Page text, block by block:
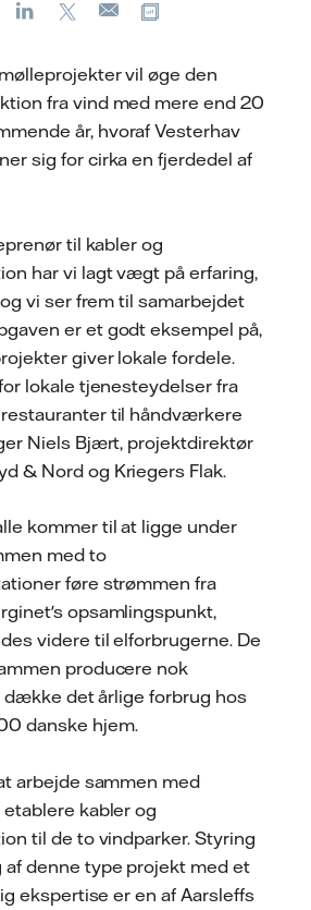
FacebookLinkedIn
E-
vil øge den
fra vind med mere end 20
år, hvoraf Vesterhav
sig for cirka en fjerdedel af
til kabler og
har vi lagt vægt på erfaring,
vi ser frem til samarbejdet
er et godt eksempel på,
giver lokale fordele.
lokale tjenesteydelser fra
til håndværkere
Niels Bjært, projektdirektør
& Nord og Kriegers Flak.
kommer til at ligge under
med to
føre strømmen fra
opsamlingspunkt,
videre til elforbrugerne. De
producere nok
det årlige forbrug hos
danske hjem.
arbejde sammen med
kabler og
til de to vindparker. Styring
af denne type projekt med et
ekspertise er en af Aarsleffs